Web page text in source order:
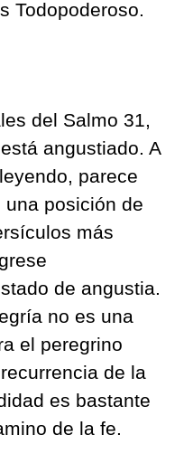
Todopoderoso.
del Salmo 31,
angustiado. A
parece
posición de
más
de angustia.
no es una
el peregrino
de la
es bastante
de la fe.